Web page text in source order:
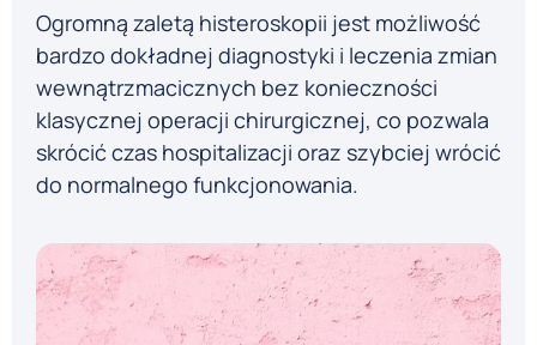
Ogromną zaletą histeroskopii jest możliwość
bardzo dokładnej diagnostyki i leczenia zmian
wewnątrzmacicznych bez konieczności
klasycznej operacji chirurgicznej, co pozwala
skrócić czas hospitalizacji oraz szybciej wrócić
do normalnego funkcjonowania.